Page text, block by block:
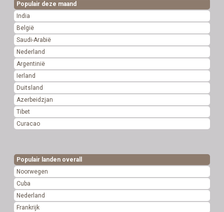
Populair deze maand
India
België
Saudi-Arabië
Nederland
Argentinië
Ierland
Duitsland
Azerbeidzjan
Tibet
Curacao
Populair landen overall
Noorwegen
Cuba
Nederland
Frankrijk